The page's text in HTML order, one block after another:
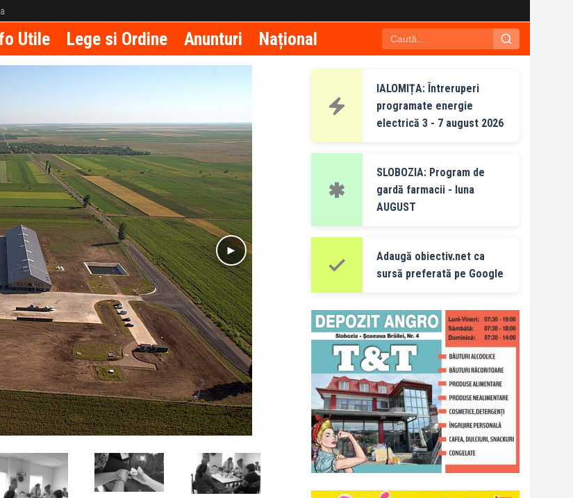
Utile Lege si Ordine Anunturi Național
IALOMIȚA: Întreruperi
programate energie
electrică 3 - 7 august 2026
SLOBOZIA: Program de
gardă farmacii - luna
AUGUST
Adaugă obiectiv.net ca
sursă preferată pe Google